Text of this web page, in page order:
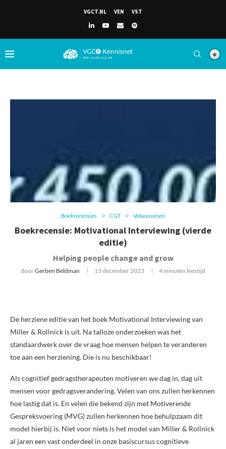
VGCT.NL VEN VST
Boekrecensies CGT Volwassenen
Boekrecensie: Motivational Interviewing (vierde
editie)
Helping people change and grow
doorGerben Beldman 15 december 2023 4 minuten leestijd
De herziene editie van het boek Motivational Interviewing van
Miller & Rollnick is uit. Na talloze onderzoeken was het
standaardwerk over de vraag hoe mensen helpen te veranderen
toe aan een herziening. Die is nu beschikbaar!
Als cognitief gedragstherapeuten motiveren we dag in, dag uit
mensen voor gedragsverandering. Velen van ons zullen herkennen
hoe lastig dat is. En velen die bekend zijn met Motiverende
Gespreksvoering (MVG) zullen herkennen hoe behulpzaam dit
model hierbij is. Niet voor niets is het model van Miller & Rollnick
al jaren een vast onderdeel in onze basiscursus cognitieve